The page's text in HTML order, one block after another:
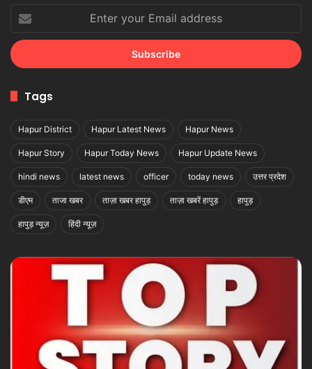
your
Email
address
Tags
Hapur District Hapur Latest News Hapur News
Hapur Story Hapur Today News Hapur Update News
hindi news latest news officer today news उत्तर प्रदेश
डीएम ताजा खबर ताज़ा खबर हापुड़ ताज़ा खबरें हापुड़ हापुड़
हापुड़ न्यूज़ हिंदी न्यूज़